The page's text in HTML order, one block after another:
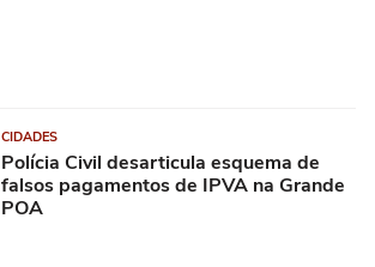
CIDADES
Polícia Civil desarticula esquema de
falsos pagamentos de IPVA na Grande
POA